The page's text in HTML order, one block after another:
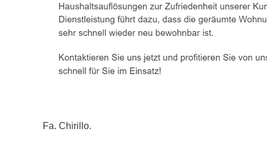
Fa. Chirillo.